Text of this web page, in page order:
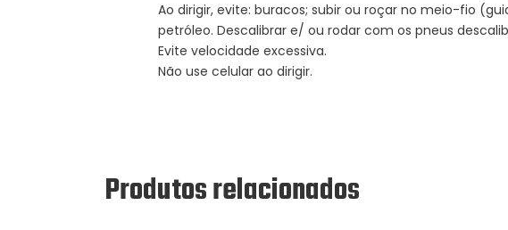
Ao dirigir, evite: buracos; subir ou roçar no meio-fio
petróleo. Descalibrar e/ ou rodar com os pneus
Evite velocidade excessiva.
Não use celular ao dirigir.
Produtos relacionados